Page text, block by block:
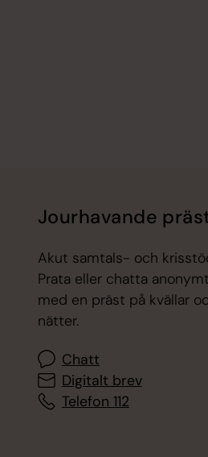
Jourhavande
Akut samtals- och
Prata eller chatta anonymt
med en präst på kvällar
nätter.
Chatt
Digitalt brev
Telefon 112